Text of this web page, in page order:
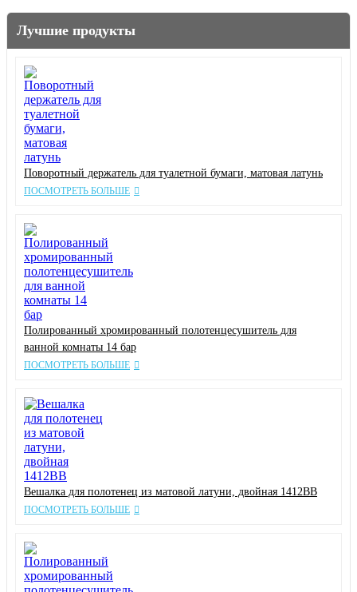
Лучшие продукты
Поворотный держатель для туалетной бумаги, матовая латунь
ПОСМОТРЕТЬ БОЛЬШЕ
Полированный хромированный полотенцесушитель для
ванной комнаты 14 бар
ПОСМОТРЕТЬ БОЛЬШЕ
Вешалка для полотенец из матовой латуни, двойная 1412BB
ПОСМОТРЕТЬ БОЛЬШЕ